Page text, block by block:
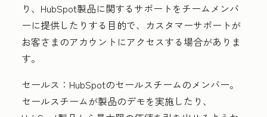
り、HubSpot製品に関するサポートをチームメンバ
ーに提供したりする目的で、カスタマーサポートが
お客さまのアカウントにアクセスする場合がありま
す。
セールス： HubSpotのセールスチームのメンバー。
セールスチームが製品のデモを実施したり、